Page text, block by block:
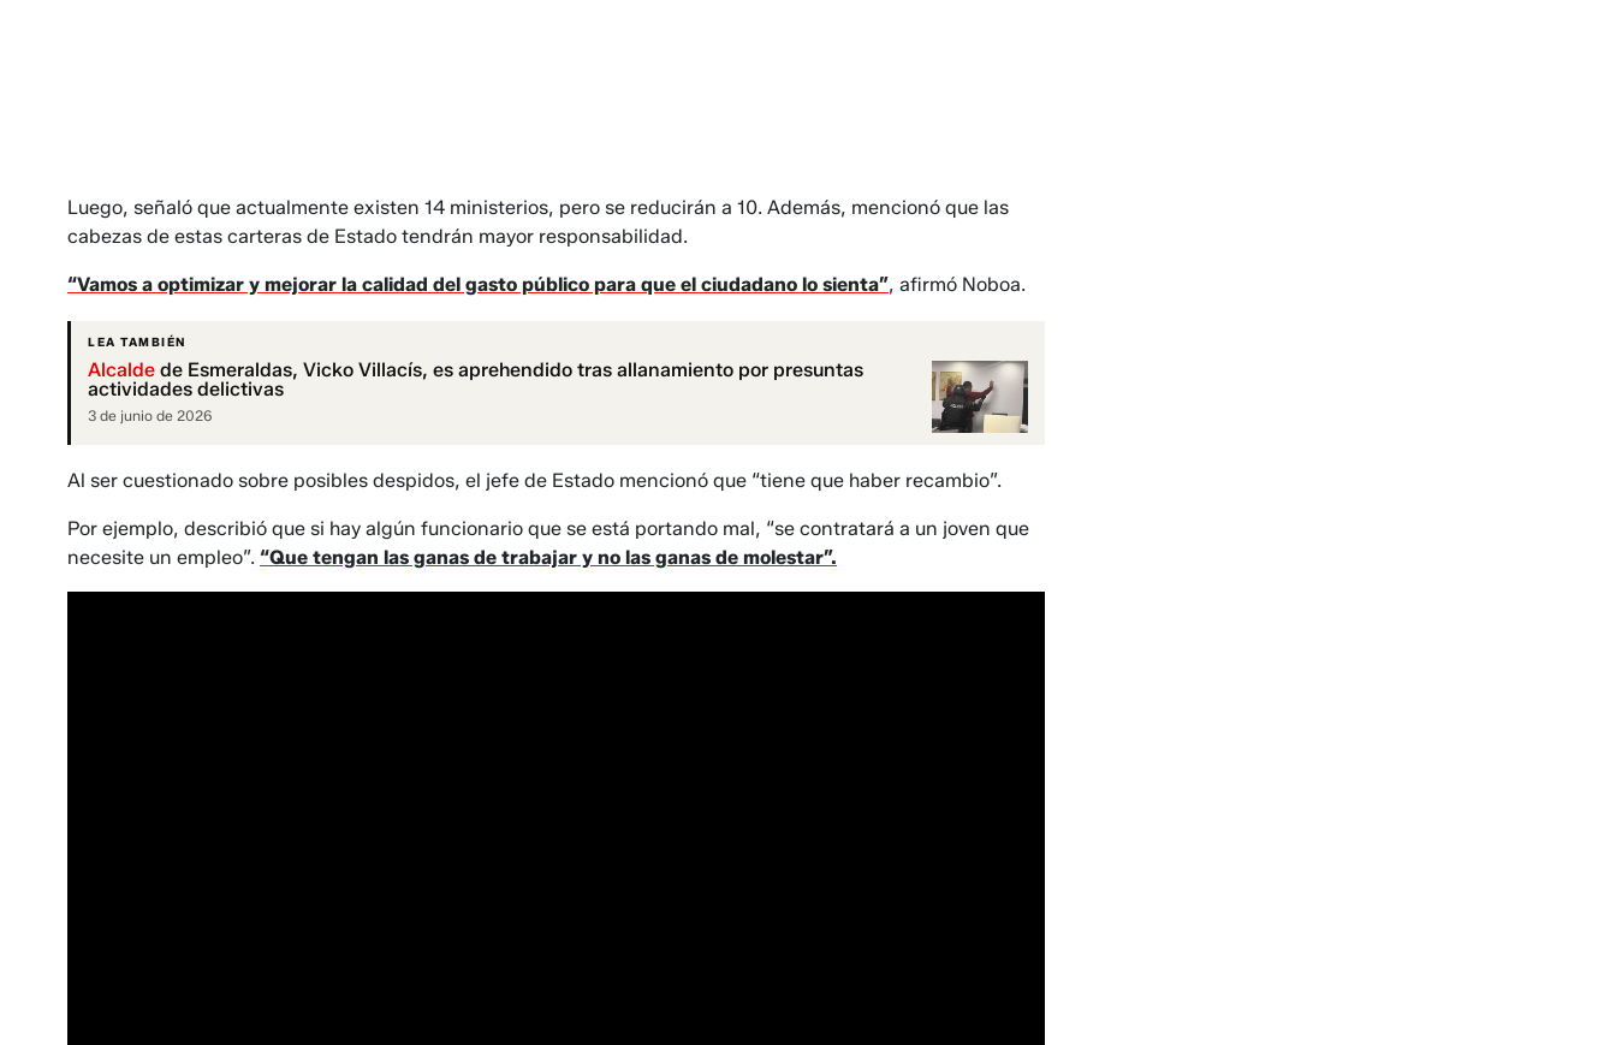
Luego, señaló que actualmente existen 14 ministerios, pero se reducirán a 10. Además, mencionó que las
cabezas de estas carteras de Estado tendrán mayor responsabilidad.
“Vamos a optimizar y mejorar la calidad del gasto público para que el ciudadano lo sienta”, afirmó Noboa.
LEA TAMBIÉN
Alcalde de Esmeraldas, Vicko Villacís, es aprehendido tras allanamiento por presuntas
actividades delictivas
3 de junio de 2026
Al ser cuestionado sobre posibles despidos, el jefe de Estado mencionó que “tiene que haber recambio”.
Por ejemplo, describió que si hay algún funcionario que se está portando mal, “se contratará a un joven que
necesite un empleo”. “Que tengan las ganas de trabajar y no las ganas de molestar”.